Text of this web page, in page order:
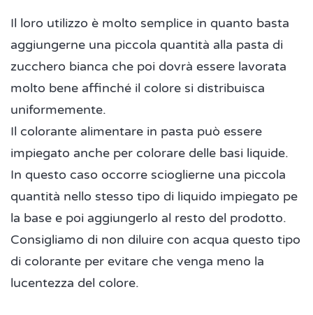
Il loro utilizzo è molto semplice in quanto basta
aggiungerne una piccola quantità alla pasta di
zucchero bianca che poi dovrà essere lavorata
molto bene affinché il colore si distribuisca
uniformemente.
Il colorante alimentare in pasta può essere
impiegato anche per colorare delle basi liquide.
In questo caso occorre scioglierne una piccola
quantità nello stesso tipo di liquido impiegato pe
la base e poi aggiungerlo al resto del prodotto.
Consigliamo di non diluire con acqua questo tipo
di colorante per evitare che venga meno la
lucentezza del colore.